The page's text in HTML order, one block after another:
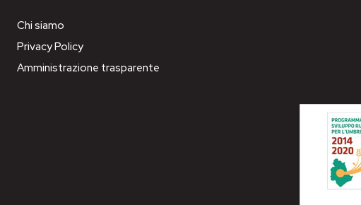
Chi siamo
Privacy Policy
Amministrazione trasparente